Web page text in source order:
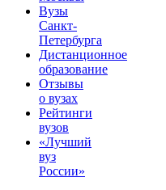
Вузы
Санкт-
Петербурга
Дистанционное
образование
Отзывы
о вузах
Рейтинги
вузов
«Лучший
вуз
России»